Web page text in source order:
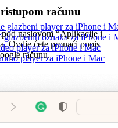
glazbeni player za iPhone i
glazbenih oznaka za iPhone i
player za iPhone i Mac
player za iPhone i Mac
računu
naslovom “Aplikacije i
Ovdje ćete pronaći popis
računu.